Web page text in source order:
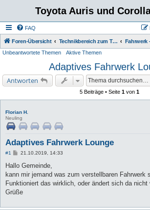
Toyota Auris und
FAQ
Foren-Übersicht Technikbereich zum Toyota Corolla
Unbeantwortete Themen Aktive Themen
Adaptives Fahrwerk
Antworten
5 Beiträge • Seite 1 von 1
Florian H.
Neuling
Adaptives Fahrwerk Lounge
#1
B
i
r
a
21.10.2019, 14:33
Hallo Gemeinde,
kann mir jemand was zum verstellbaren Fahrwerk
Funktioniert das wirklich, oder ändert sich da nicht
Grüße